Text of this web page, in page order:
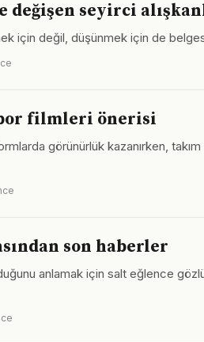
değişen seyirci
için değil, düşünmek için de
filmleri önerisi
görünürlük kazanırken,
son haberler
anlamak için salt eğlence